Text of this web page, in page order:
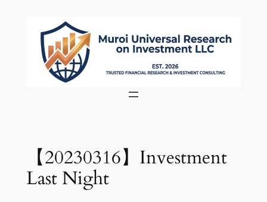
【20230316】Investment
Last Night